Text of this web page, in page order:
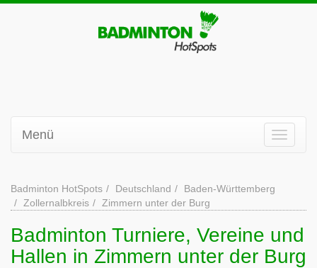
Menü
Badminton HotSpots Deutschland
Baden-Württemberg
Zollernalbkreis
Zimmern unter der Burg
Badminton Turniere, Vereine und
Hallen in Zimmern unter der Burg